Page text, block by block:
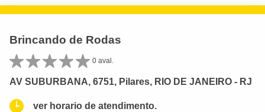
Brincando de Rodas
0 aval.
AV SUBURBANA, 6751, Pilares, RIO DE JANEIRO - RJ
ver horario de atendimento.